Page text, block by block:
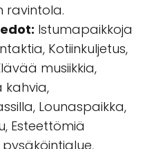
ravintola.
Istumapaikkoja
Kotiinkuljetus,
musiikkia,
kahvia,
Lounaspaikka,
Esteettömiä